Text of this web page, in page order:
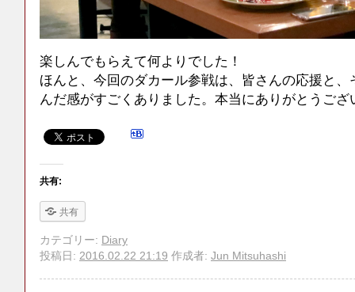
楽しんでもらえて何よりでした！
ほんと、今回のダカール参戦は、皆さんの応援と
んだ感がすごくありました。本当にありがとうござ
共有:
共有
カテゴリー: Diary
投稿日: 2016.02.22 21:19 作成者: Jun Mitsuhashi